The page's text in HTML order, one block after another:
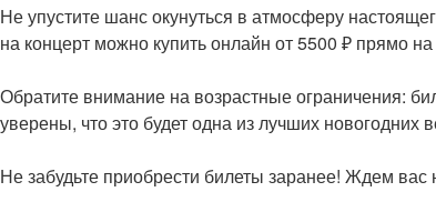
Не упустите шанс окунуться в атмосферу
на концерт можно купить онлайн от 5500 ₽ прямо
Обратите внимание на возрастные ограничения:
уверены, что это будет одна из лучших новогодних
Не забудьте приобрести билеты заранее! Ждем